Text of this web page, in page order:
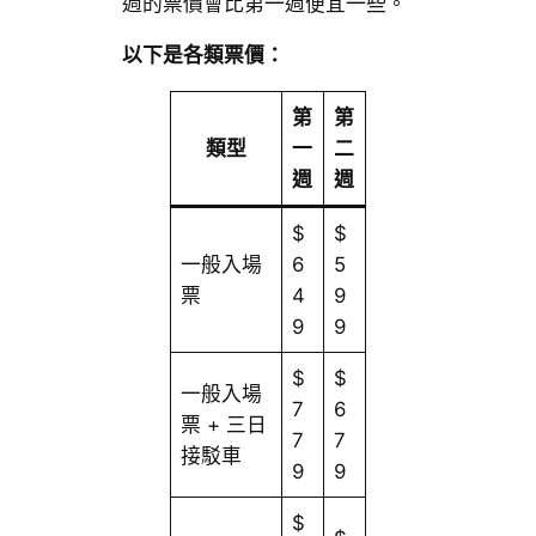
以下是各類票價：
類型
第
一
週
第
二
週
一般入場
票
$
6
4
9
$
5
9
9
一般入場
票 + 三日
接駁車
$
7
7
9
$
6
7
9
$